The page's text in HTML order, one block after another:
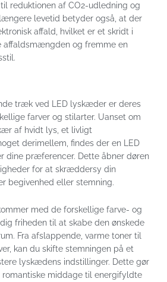
reduktionen af CO2-udledning og
levetid betyder også, at der
affald, hvilket er et skridt i
affaldsmængden og fremme en
træk ved LED lyskæder er deres
farver og stilarter. Uanset om
af hvidt lys, et livligt
derimellem, findes der en LED
dine præferencer. Dette åbner døren
for at skræddersy din
begivenhed eller stemning.
med de forskellige farve- og
friheden til at skabe den ønskede
Fra afslappende, varme toner til
kan du skifte stemningen på et
lyskædens indstillinger. Dette gør
middage til energifyldte